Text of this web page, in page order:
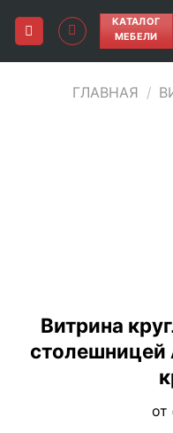
КАТАЛОГ
МЕБЕЛИ
ГЛАВНАЯ /
Витрина
столешницей
от